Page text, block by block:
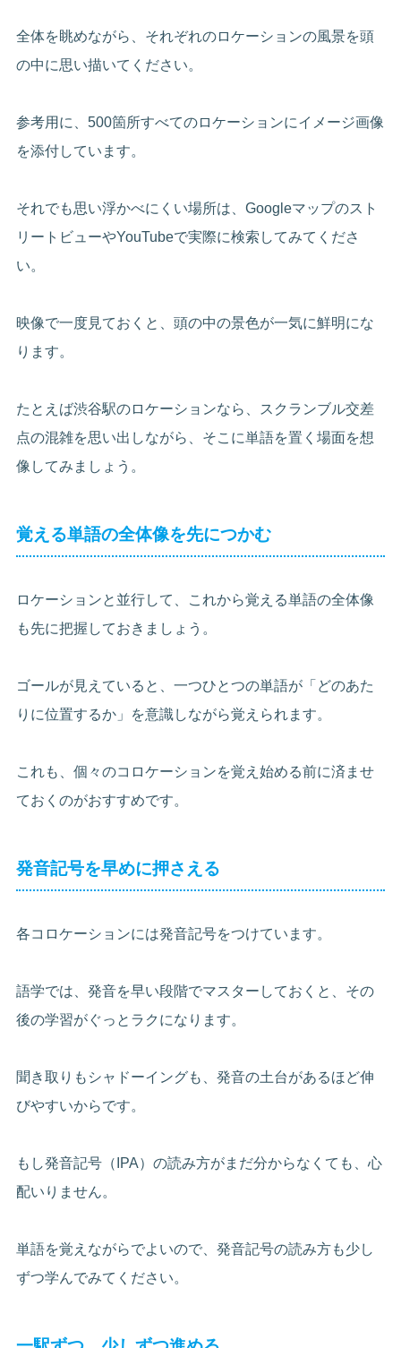
全体を眺めながら、それぞれのロケーションの風景を頭
の中に思い描いてください。
参考用に、500箇所すべてのロケーションにイメージ画像
を添付しています。
それでも思い浮かべにくい場所は、Googleマップのスト
リートビューやYouTubeで実際に検索してみてくださ
い。
映像で一度見ておくと、頭の中の景色が一気に鮮明にな
ります。
たとえば渋谷駅のロケーションなら、スクランブル交差
点の混雑を思い出しながら、そこに単語を置く場面を想
像してみましょう。
覚える単語の全体像を先につかむ
ロケーションと並行して、これから覚える単語の全体像
も先に把握しておきましょう。
ゴールが見えていると、一つひとつの単語が「どのあた
りに位置するか」を意識しながら覚えられます。
これも、個々のコロケーションを覚え始める前に済ませ
ておくのがおすすめです。
発音記号を早めに押さえる
各コロケーションには発音記号をつけています。
語学では、発音を早い段階でマスターしておくと、その
後の学習がぐっとラクになります。
聞き取りもシャドーイングも、発音の土台があるほど伸
びやすいからです。
もし発音記号（IPA）の読み方がまだ分からなくても、心
配いりません。
単語を覚えながらでよいので、発音記号の読み方も少し
ずつ学んでみてください。